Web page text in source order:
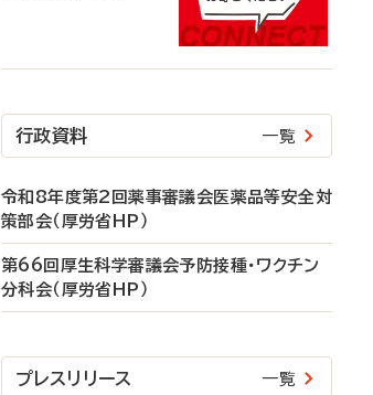
行政資料 一覧
令和8年度第2回薬事審議会医薬品等安全対
策部会（厚労省HP）
第66回厚生科学審議会予防接種・ワクチン
分科会（厚労省HP）
プレスリリース 一覧